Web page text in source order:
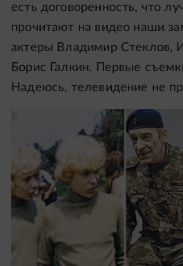
есть договоренность, что
прочитают на видео наши
актеры Владимир Стеклов,
Борис Галкин. Первые
Надеюсь, телевидение не